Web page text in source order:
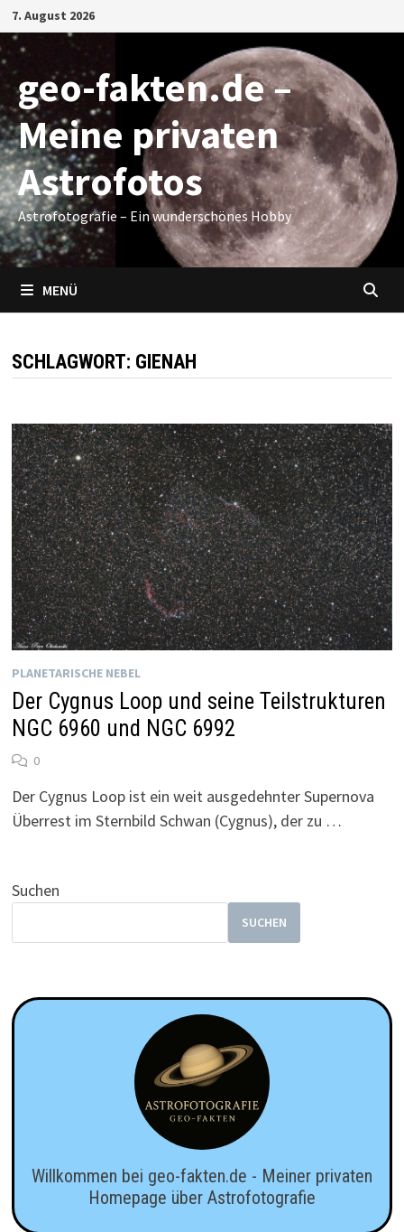
Zum
Inhalt
springen
7. August 2026
geo-fakten.de –
Meine privaten
Astrofotos
Astrofotografie – Ein wunderschönes Hobby
MENÜ
SCHLAGWORT: GIENAH
PLANETARISCHE NEBEL
Der Cygnus Loop und seine Teilstrukturen
NGC 6960 und NGC 6992
0
Der Cygnus Loop ist ein weit ausgedehnter Supernova
Überrest im Sternbild Schwan (Cygnus), der zu …
Suchen
SUCHEN
Willkommen bei geo-fakten.de - Meiner privaten
Homepage über Astrofotografie